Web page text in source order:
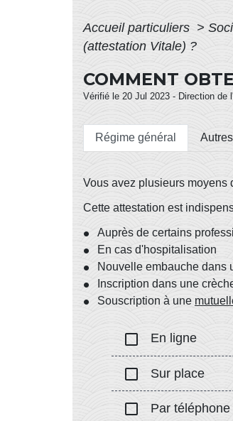
Accueil particuliers >
(attestation Vitale) ?
COMMENT
Vérifié le 20 Jul 2023 - Direction de
Régime général
Vous avez plusieurs moyens
Cette attestation est
Auprès de certains
En cas d'hospitalisation
Nouvelle embauche dans
Inscription dans une
Souscription à une
check_box_outline_blank En ligne
check_box_outline_blank Sur place
check_box_outline_blank Par téléphone